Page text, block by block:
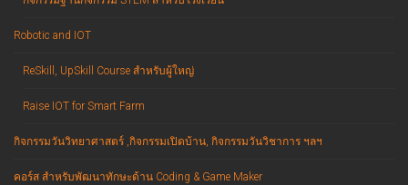
Robotic and IOT
ReSkill, UpSkill Course สำหรับผู้ใหญ่
Raise IOT for Smart Farm
กิจกรรมวันวิทยาศาสตร์ ,กิจกรรมเปิดบ้าน, กิจกรรมวันวิชาการ ฯลฯ
คอร์ส สำหรับพัฒนาทักษะด้าน Coding & Game Maker